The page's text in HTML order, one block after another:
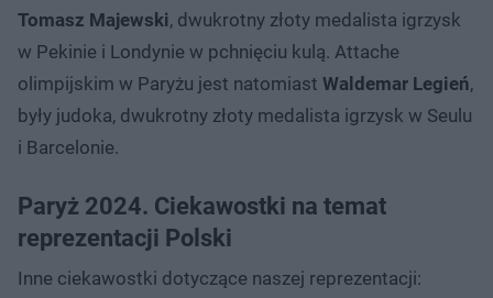
Tomasz Majewski, dwukrotny złoty medalista igrzysk
w Pekinie i Londynie w pchnięciu kulą. Attache
olimpijskim w Paryżu jest natomiast Waldemar Legień,
były judoka, dwukrotny złoty medalista igrzysk w Seulu
i Barcelonie.
Paryż 2024. Ciekawostki na temat
reprezentacji Polski
Inne ciekawostki dotyczące naszej reprezentacji: